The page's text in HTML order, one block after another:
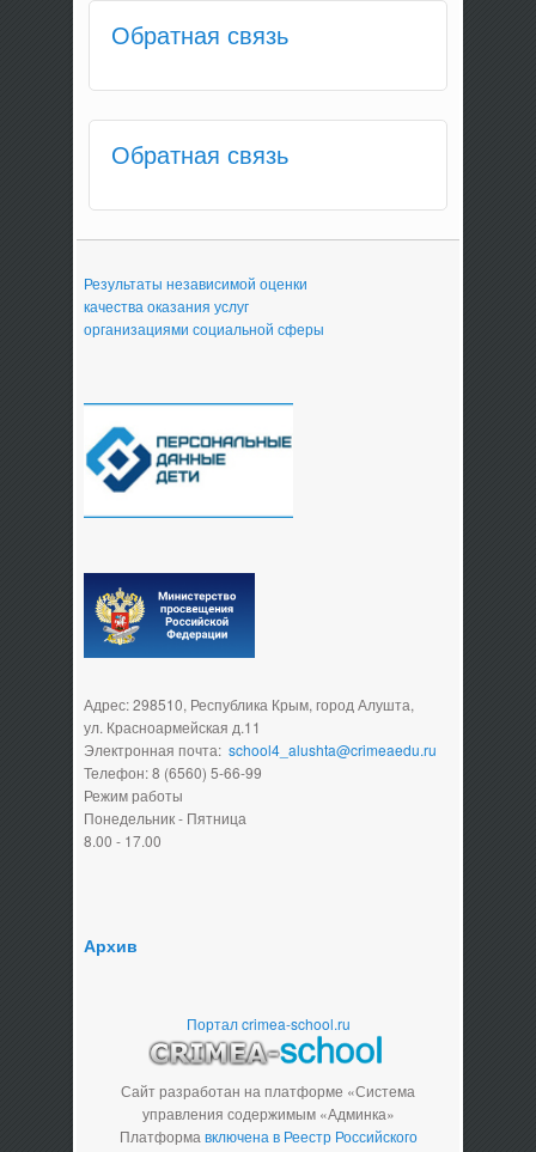
Обратная связь
Обратная связь
Результаты независимой оценки
качества оказания услуг
организациями социальной сферы
Адрес: 298510, Республика Крым, город Алушта,
ул. Красноармейская д.11
Электронная почта:school4_alushta@crimeaedu.ru
Телефон: 8 (6560) 5-66-99
Режим работы
Понедельник - Пятница
8.00 - 17.00
Архив
Портал crimea-school.ru
Сайт разработан на платформе «Система
управления содержимым «Админка»
Платформа включена в Реестр Российского